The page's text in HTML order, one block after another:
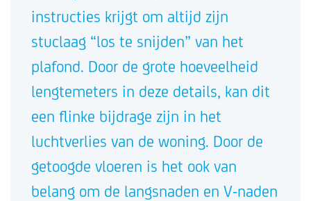
instructies krijgt om altijd zijn
stuclaag “los te snijden” van het
plafond. Door de grote hoeveelheid
lengtemeters in deze details, kan dit
een flinke bijdrage zijn in het
luchtverlies van de woning. Door de
getoogde vloeren is het ook van
belang om de langsnaden en V-naden